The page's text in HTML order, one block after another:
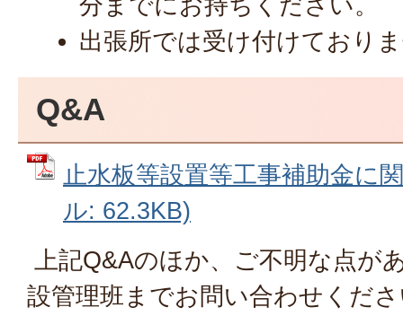
出張所では受け付けており
Q&A
止水板等設置等工事補助金に
ル: 62.3KB)
上記Q&Aのほか、ご不明な点が
設管理班までお問い合わせくだ